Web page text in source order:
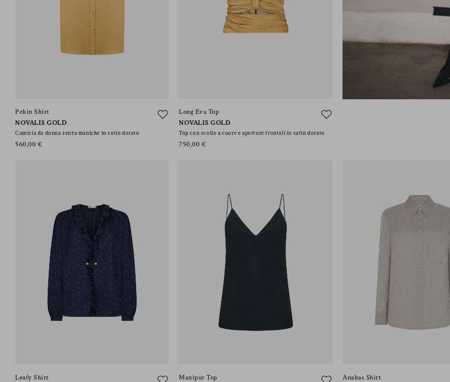
Pekin Shirt
NOVALIS GOLD
Camicia da donna senza maniche in satin dorato
560,00 €
Long Eva Top
NOVALIS GOLD
Top con scollo a cuore e aperture frontali in satin dorato
750,00 €
Leafy Shirt
Manipur Top
Anabas Shirt